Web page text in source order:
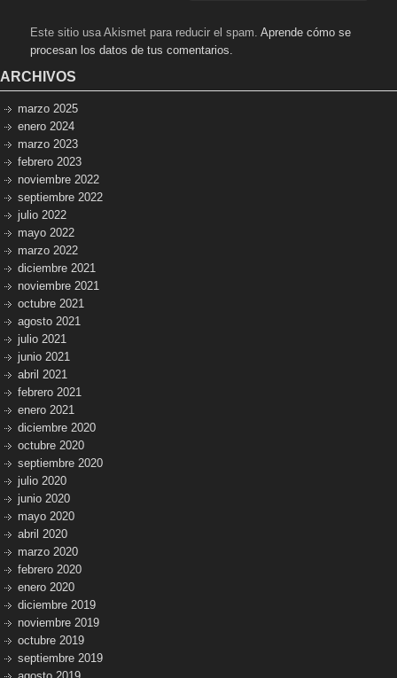
Este sitio usa Akismet para reducir el spam. Aprende cómo se
procesan los datos de tus comentarios.
ARCHIVOS
marzo 2025
enero 2024
marzo 2023
febrero 2023
noviembre 2022
septiembre 2022
julio 2022
mayo 2022
marzo 2022
diciembre 2021
noviembre 2021
octubre 2021
agosto 2021
julio 2021
junio 2021
abril 2021
febrero 2021
enero 2021
diciembre 2020
octubre 2020
septiembre 2020
julio 2020
junio 2020
mayo 2020
abril 2020
marzo 2020
febrero 2020
enero 2020
diciembre 2019
noviembre 2019
octubre 2019
septiembre 2019